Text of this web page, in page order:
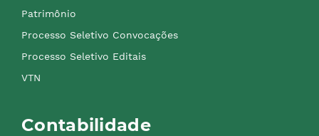
Patrimônio
Processo Seletivo Convocações
Processo Seletivo Editais
VTN
Contabilidade